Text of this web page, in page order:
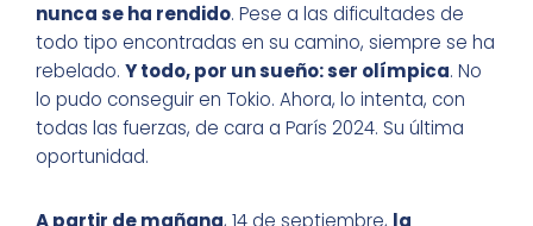
nunca se ha rendido. Pese a las dificultades de
todo tipo encontradas en su camino, siempre se ha
rebelado. Y todo, por un sueño: ser olímpica. No
lo pudo conseguir en Tokio. Ahora, lo intenta, con
todas las fuerzas, de cara a París 2024. Su última
oportunidad.